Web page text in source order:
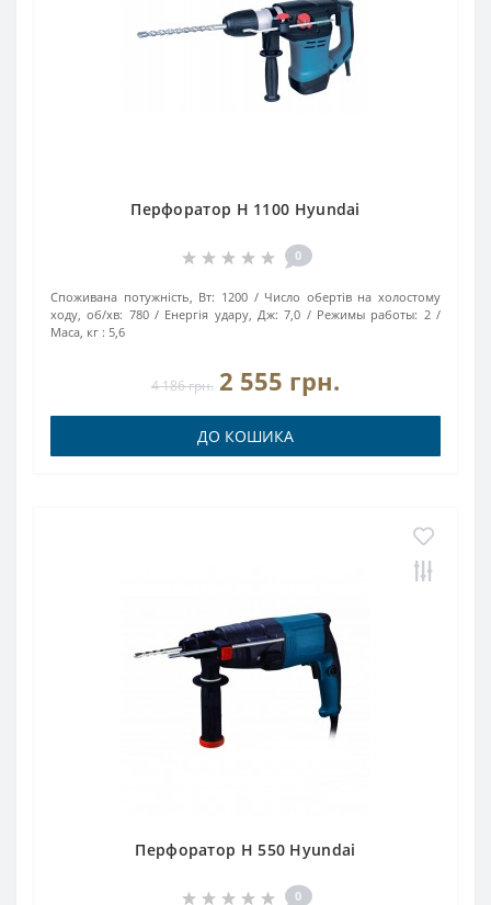
Перфоратор H 1100 Hyundai
0
Споживана потужність, Вт: 1200
Число обертів на холостому
ходу, об/хв: 780 Енергія удару, Дж: 7,0 Режимы работы: 2
Маса, кг : 5,6
4 186 грн. 2 555 грн.
ДО КОШИКА
Перфоратор H 550 Hyundai
0